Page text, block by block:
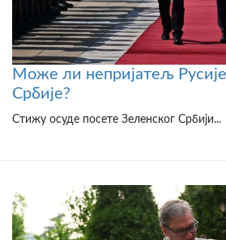
Може ли непријатељ
Србије?
Стижу осуде посете Зеленског Србији...